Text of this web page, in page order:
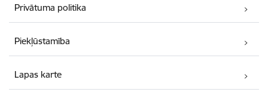
Privātuma politika
Piekļūstamība
Lapas karte